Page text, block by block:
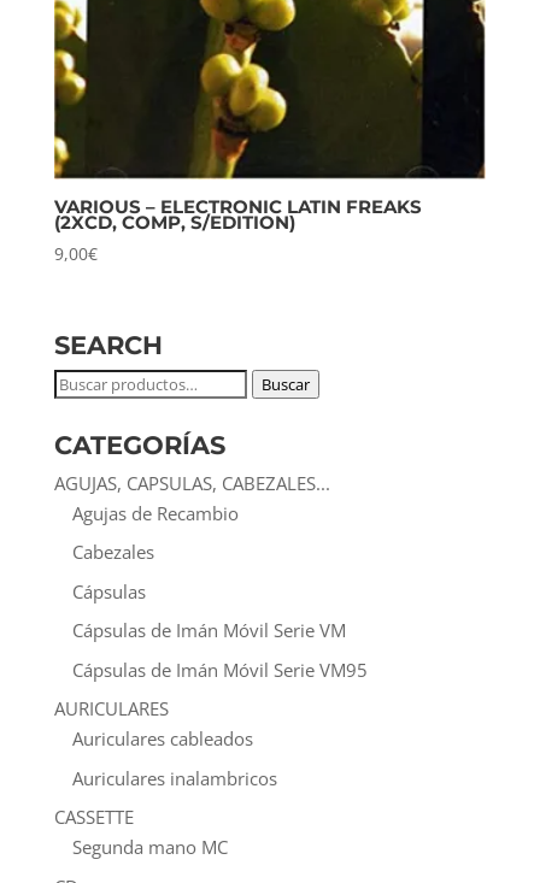
VARIOUS – ELECTRONIC LATIN FREAKS
(2XCD, COMP, S/EDITION)
9,00€
SEARCH
Buscar
Buscar
CATEGORÍAS
AGUJAS, CAPSULAS, CABEZALES...
Agujas de Recambio
Cabezales
Cápsulas
Cápsulas de Imán Móvil Serie VM
Cápsulas de Imán Móvil Serie VM95
AURICULARES
Auriculares cableados
Auriculares inalambricos
CASSETTE
Segunda mano MC